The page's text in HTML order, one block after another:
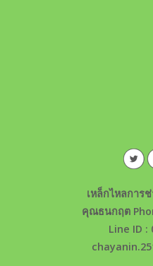
เหล็กไหลการ
คุณธนกฤต
Line ID :